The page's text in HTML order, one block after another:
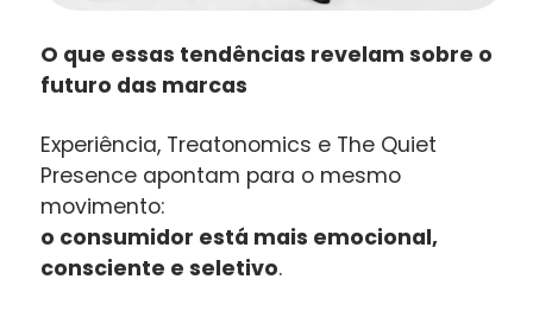
O que essas tendências revelam sobre o
futuro das marcas
Experiência, Treatonomics e The Quiet
Presence apontam para o mesmo
movimento:
o consumidor está mais emocional,
consciente e seletivo.